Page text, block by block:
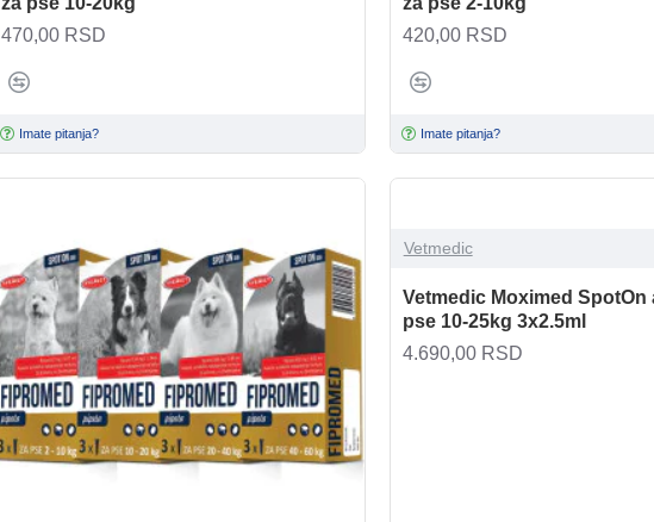
470,00 RSD
Imate pitanja?
420,00 RSD
Imate pitanja?
Vetmedic
Vetmedic Moximed SpotOn
pse 10-25kg 3x2.5ml
4.690,00 RSD